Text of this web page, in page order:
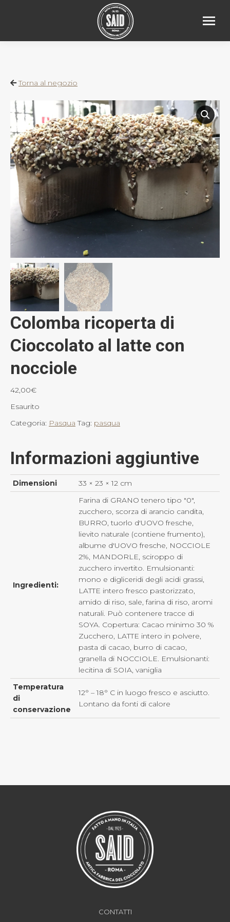
Torna al negozio
Colomba ricoperta di
Cioccolato al latte con
nocciole
42,00€
Esaurito
Categoria: Pasqua Tag: pasqua
Informazioni aggiuntive
Dimensioni 33 × 23 × 12 cm
Ingredienti:
Farina di GRANO tenero tipo "0",
zucchero, scorza di arancio candita,
BURRO, tuorlo d'UOVO fresche,
lievito naturale (contiene frumento),
albume d'UOVO fresche, NOCCIOLE
2%, MANDORLE, sciroppo di
zucchero invertito. Emulsionanti:
mono e digliceridi degli acidi grassi,
LATTE intero fresco pastorizzato,
amido di riso, sale, farina di riso, aromi
naturali. Può contenere tracce di
SOYA. Copertura: Cacao minimo 30 %
Zucchero, LATTE intero in polvere,
pasta di cacao, burro di cacao,
granella di NOCCIOLE. Emulsionanti:
lecitina di SOIA, vaniglia
Temperatura
di
conservazione
12° – 18° C in luogo fresco e asciutto.
Lontano da fonti di calore
CONTATTI